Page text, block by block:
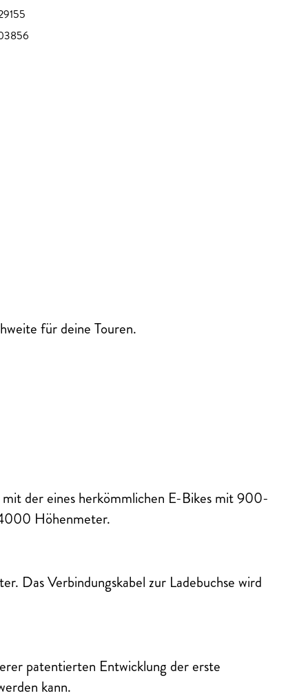
für deine Touren.
der eines herkömmlichen E-Bikes mit 900-
Höhenmeter.
Das Verbindungskabel zur Ladebuchse wird
patentierten Entwicklung der erste
kann.